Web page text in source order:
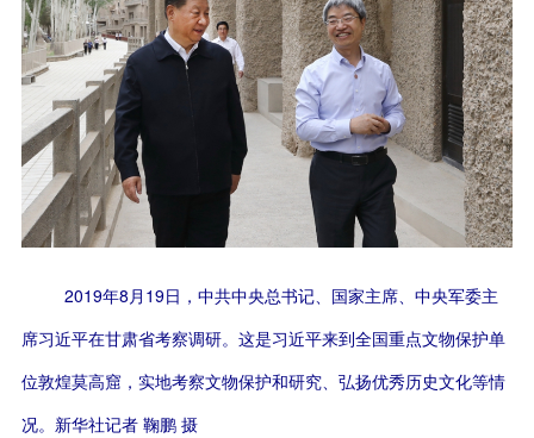
2019年8月19日，中共中央总书记、国家主席、中央军委主
席习近平在甘肃省考察调研。这是习近平来到全国重点文物保护单
位敦煌莫高窟，实地考察文物保护和研究、弘扬优秀历史文化等情
况。新华社记者 鞠鹏 摄